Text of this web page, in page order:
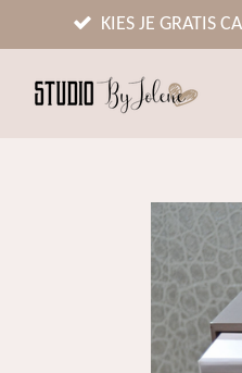
direct
naar
KIES JE GRATIS